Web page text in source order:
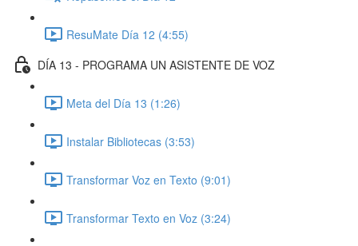
ResuMate Día 12 (4:55)
DÍA 13 - PROGRAMA UN ASISTENTE DE VOZ
Meta del Día 13 (1:26)
Instalar Bibliotecas (3:53)
Transformar Voz en Texto (9:01)
Transformar Texto en Voz (3:24)